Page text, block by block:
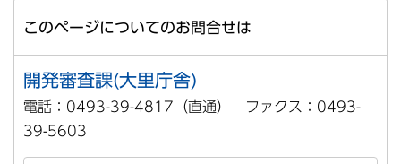
このページについてのお問合せは
開発審査課(大里庁舎)
電話：0493-39-4817（直通） ファクス：0493-
39-5603